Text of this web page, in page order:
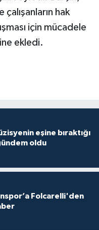
hak
için mücadele
ekledi.
eşine bıraktığı
oldu
Folcarelli'den